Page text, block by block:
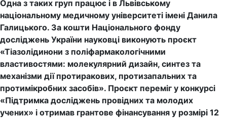
Одна з таких груп працює і в Львівському
національному медичному університеті імені Данила
Галицького. За кошти Національного фонду
досліджень України науковці виконують проєкт
«Тіазолідинони з поліфармакологічними
властивостями: молекулярний дизайн, синтез та
механізми дії протиракових, протизапальних та
протимікробних засобів». Проєкт переміг у конкурсі
«Підтримка досліджень провідних та молодих
учених» і отримав грантове фінансування у розмірі 12